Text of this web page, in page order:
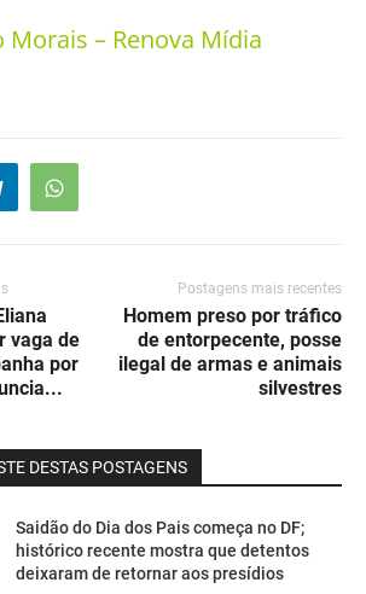
Morais – Renova Mídia
vaga de
por
Postagens mais recentes
Homem preso por tráfico
de entorpecente, posse
ilegal de armas e animais
silvestres
DESTAS POSTAGENS
Saidão do Dia dos Pais começa no DF;
histórico recente mostra que detentos
deixaram de retornar aos presídios